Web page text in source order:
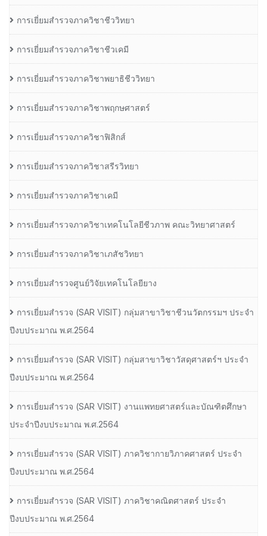
การเยี่ยมสำรวจภาควิชาชีววิทยา
การเยี่ยมสำรวจภาควิชาชีวเคมี
การเยี่ยมสำรวจภาควิชาพยาธิชีววิทยา
การเยี่ยมสำรวจภาควิชาพฤกษศาสตร์
การเยี่ยมสำรวจภาควิชาฟิสิกส์
การเยี่ยมสำรวจภาควิชาสรีรวิทยา
การเยี่ยมสำรวจภาควิชาเคมี
การเยี่ยมสำรวจภาควิชาเทคโนโลยีชีวภาพ คณะวิทยาศาสตร์
การเยี่ยมสำรวจภาควิชาเภสัชวิทยา
การเยี่ยมสำรวจศูนย์วิจัยเทคโนโลยียาง
การเยี่ยมสํารวจ (SAR VISIT) กลุ่มสาขาวิชาชีวนวัตกรรมฯ ประจํา
ปีงบประมาณ พ.ศ.2564
การเยี่ยมสํารวจ (SAR VISIT) กลุ่มสาขาวิชาวัสดุศาสตร์ฯ ประจํา
ปีงบประมาณ พ.ศ.2564
การเยี่ยมสํารวจ (SAR VISIT) งานแพทยศาสตร์และบัณฑิตศึกษา
ประจําปีงบประมาณ พ.ศ.2564
การเยี่ยมสํารวจ (SAR VISIT) ภาควิชากายวิภาคศาสตร์ ประจํา
ปีงบประมาณ พ.ศ.2564
การเยี่ยมสํารวจ (SAR VISIT) ภาควิชาคณิตศาสตร์ ประจํา
ปีงบประมาณ พ.ศ.2564